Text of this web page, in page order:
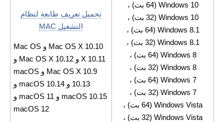
Windows 10 (64 بت) ،
Windows 10 (32 بت) ،
Windows 8.1 (64 بت) ،
Windows 8.1 (32 بت) ،
Windows 8 (64 بت) ،
Windows 8 (32 بت) ،
Windows 7 (64 بت) ،
Windows 7 (32 بت) ،
Windows Vista (64 بت) ،
Windows Vista (32 بت) ،
تحميل تعريف طابعة لنظام
التشغيل MAC
Mac OS X 10.10 و Mac OS
X 10.11 و Mac OS X 10.12 و
Mac OS X 10.9 و macOS
10.13 و macOS 10.14 و
macOS 10.15 و macOS 11 و
macOS 12